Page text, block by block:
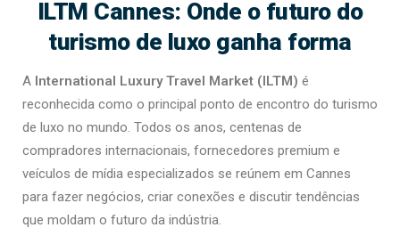
ILTM Cannes: Onde o futuro do
turismo de luxo ganha forma
A International Luxury Travel Market (ILTM) é
reconhecida como o principal ponto de encontro do turismo
de luxo no mundo. Todos os anos, centenas de
compradores internacionais, fornecedores premium e
veículos de mídia especializados se reúnem em Cannes
para fazer negócios, criar conexões e discutir tendências
que moldam o futuro da indústria.